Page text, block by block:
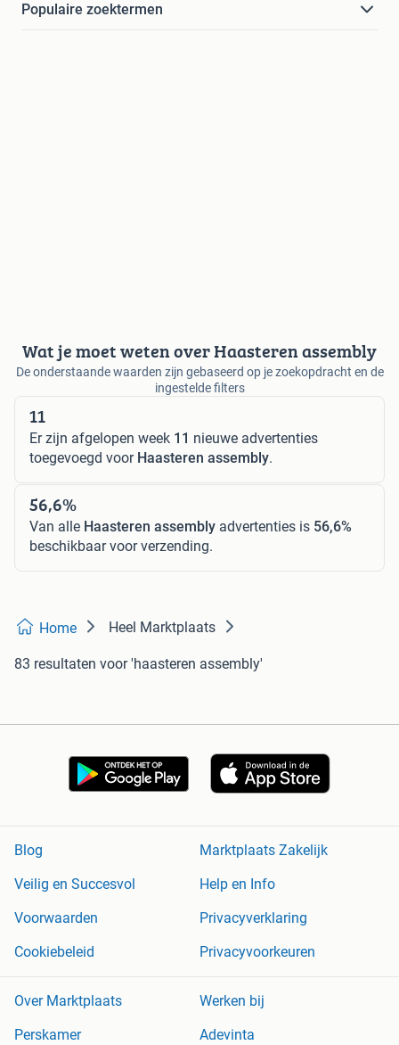
Populaire zoektermen
Wat je moet weten over Haasteren assembly
De onderstaande waarden zijn gebaseerd op je zoekopdracht en de
ingestelde filters
11
Er zijn afgelopen week 11 nieuwe advertenties
toegevoegd voor Haasteren assembly.
56,6%
Van alle Haasteren assembly advertenties is 56,6%
beschikbaar voor verzending.
Home Heel Marktplaats
83 resultaten voor 'haasteren assembly'
Blog
Marktplaats Zakelijk
Veilig en Succesvol
Help en Info
Voorwaarden
Privacyverklaring
Cookiebeleid
Privacyvoorkeuren
Over Marktplaats
Werken bij
Perskamer
Adevinta